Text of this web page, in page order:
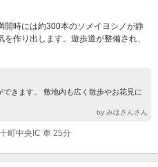
開時には約300本のソメイヨシノが静
作り出します。遊歩道が整備され、
きます。 敷地内も広く散歩やお花見に
by みほさんさん
町中央IC 車 25分